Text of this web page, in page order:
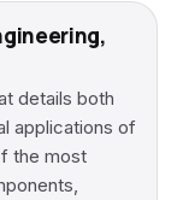
details both
applications of
the most